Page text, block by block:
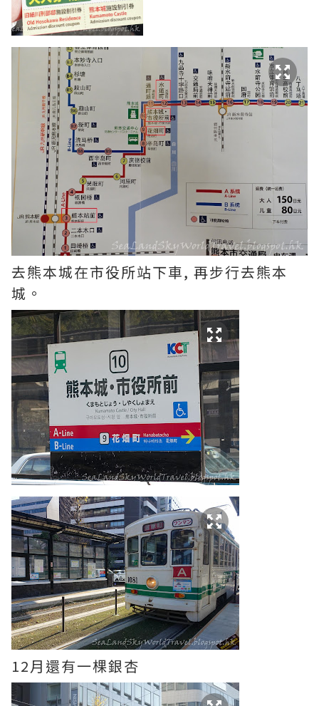
去熊本城在市役所站下車, 再步行去熊本
城。
12月還有一棵銀杏